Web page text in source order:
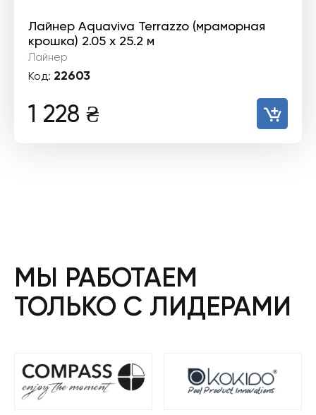
Лайнер Aquaviva Terrazzo (мраморная
крошка) 2.05 х 25.2 м
Лайнер
Код: 22603
1 228 ₴
МЫ РАБОТАЕМ
ТОЛЬКО С ЛИДЕРАМИ